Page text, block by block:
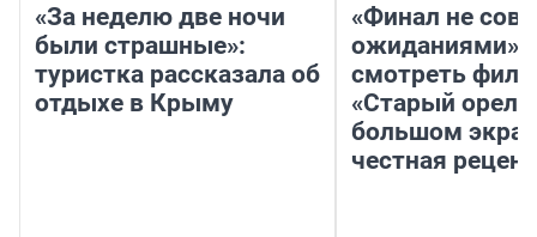
«За неделю две ночи
были страшные»:
туристка рассказала об
отдыхе в Крыму
«Финал не
ожиданиями»:
смотреть
«Старый орел»
большом
честная